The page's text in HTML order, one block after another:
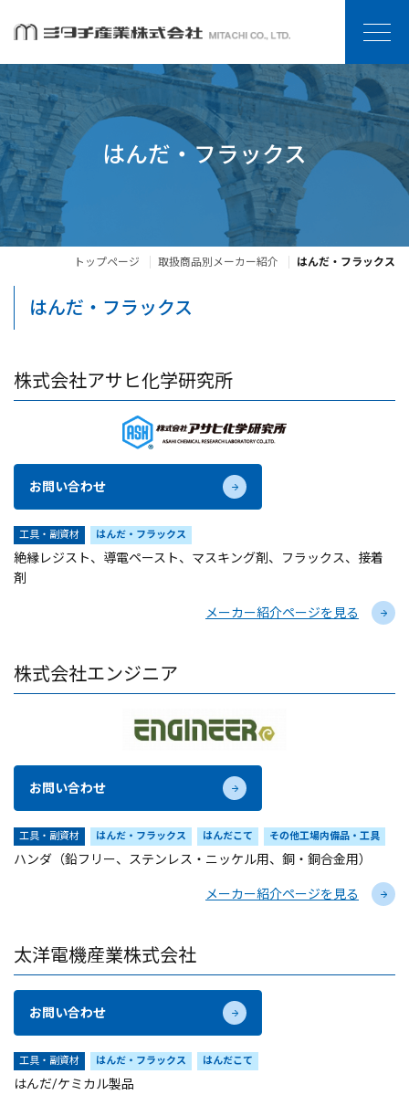
はんだ・フラックス
トップページ 取扱商品別メーカー紹介 はんだ・フラックス
はんだ・フラックス
株式会社アサヒ化学研究所
お問い合わせ
工具・副資材 はんだ・フラックス
絶縁レジスト、導電ペースト、マスキング剤、フラックス、接着
剤
メーカー紹介ページを見る
株式会社エンジニア
お問い合わせ
工具・副資材 はんだ・フラックス はんだこて その他工場内備品・工具
ハンダ（鉛フリー、ステンレス・ニッケル用、銅・銅合金用）
メーカー紹介ページを見る
太洋電機産業株式会社
お問い合わせ
工具・副資材 はんだ・フラックス はんだこて
はんだ/ケミカル製品